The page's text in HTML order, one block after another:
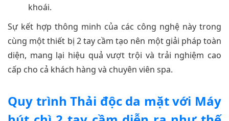
khoái.
Sự kết hợp thông minh của các công nghệ này trong
cùng một thiết bị 2 tay cầm tạo nên một giải pháp toàn
diện, mang lại hiệu quả vượt trội và trải nghiệm cao
cấp cho cả khách hàng và chuyên viên spa.
Quy trình Thải độc da mặt với Máy